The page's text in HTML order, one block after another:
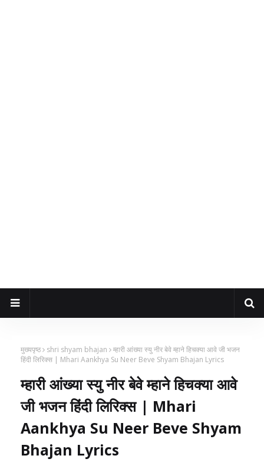
मुख्यपृष्ठ shri shyam bhajan
म्हारी आंख्या स्यु नीर बेवे म्हाने हिचक्या आवे जी भजन
हिंदी लिरिक्स | Mhari Aankhya Su Neer Beve Shyam Bhajan Lyrics
म्हारी आंख्या स्यु नीर बेवे म्हाने हिचक्या आवे
जी भजन हिंदी लिरिक्स | Mhari
Aankhya Su Neer Beve Shyam
Bhajan Lyrics